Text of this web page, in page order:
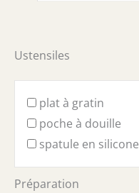
Ustensiles
plat à gratin
poche à douille
spatule en silicone
Préparation